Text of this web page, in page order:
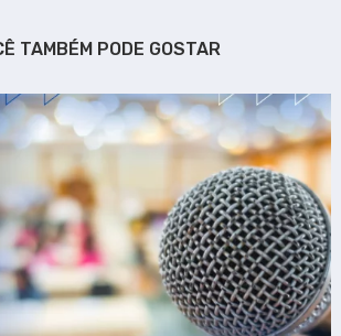
TAMBÉM PODE GOSTAR